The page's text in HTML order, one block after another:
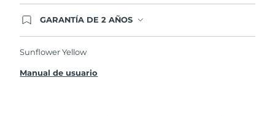
GARANTÍA DE 2 AÑOS
de tener algún problema durante los 2 años
producto sin cargo alguno.
Sunflower Yellow
Manual de usuario